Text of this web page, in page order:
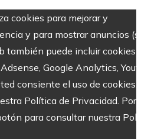
cookies para mejorar y
y para mostrar anuncios
también puede incluir cookies
Google Analytics,
consiente el uso de cookies.
Política de Privacidad. Por
para consultar nuestra